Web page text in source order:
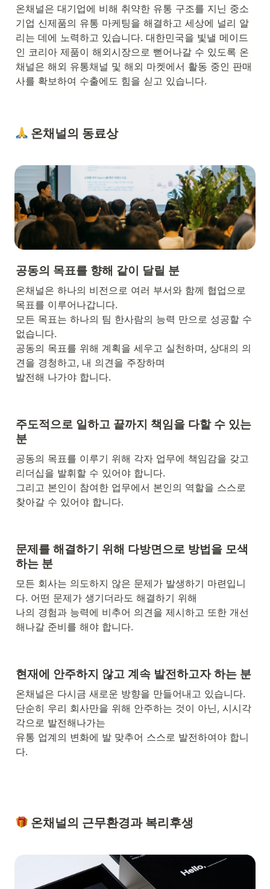
온채널은 대기업에 비해 취약한 유통 구조를 지닌 중소
기업 신제품의 유통 마케팅을 해결하고 세상에 널리 알
리는 데에 노력하고 있습니다. 대한민국을 빛낼 메이드
인 코리아 제품이 해외시장으로 뻗어나갈 수 있도록 온
채널은 해외 유통채널 및 해외 마켓에서 활동 중인 판매
사를 확보하여 수출에도 힘을 싣고 있습니다.
온채널의 동료상
공동의 목표를 향해 같이 달릴 분
온채널은 하나의 비전으로 여러 부서와 함께 협업으로
목표를 이루어나갑니다.
모든 목표는 하나의 팀 한사람의 능력 만으로 성공할 수
없습니다.
공동의 목표를 위해 계획을 세우고 실천하며, 상대의 의
견을 경청하고, 내 의견을 주장하며
발전해 나가야 합니다.
주도적으로 일하고 끝까지 책임을 다할 수 있는
분
공동의 목표를 이루기 위해 각자 업무에 책임감을 갖고
리더십을 발휘할 수 있어야 합니다.
그리고 본인이 참여한 업무에서 본인의 역할을 스스로
찾아갈 수 있어야 합니다.
문제를 해결하기 위해 다방면으로 방법을 모색
하는 분
모든 회사는 의도하지 않은 문제가 발생하기 마련입니
다. 어떤 문제가 생기더라도 해결하기 위해
나의 경험과 능력에 비추어 의견을 제시하고 또한 개선
해나갈 준비를 해야 합니다.
현재에 안주하지 않고 계속 발전하고자 하는 분
온채널은 다시금 새로운 방향을 만들어내고 있습니다.
단순히 우리 회사만을 위해 안주하는 것이 아닌, 시시각
각으로 발전해나가는
유통 업계의 변화에 발 맞추어 스스로 발전하여야 합니
다.
온채널의 근무환경과 복리후생